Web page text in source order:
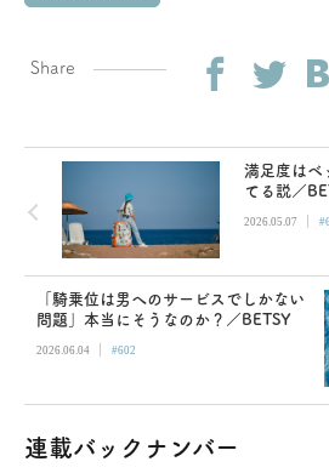
Share
満足度はベ
てる説／
2026.05.07 |
「騎乗位は男へのサービスでしかない
問題」本当にそうなのか？／BETSY
2026.06.04 | #602
連載バックナンバー